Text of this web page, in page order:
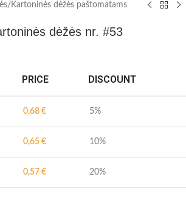
/ Kartoninės dėžės paštomatams
dėžės nr. #53
PRICE DISCOUNT
0,68 € 5%
0,65 € 10%
0,57 € 20%